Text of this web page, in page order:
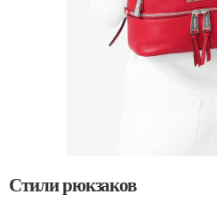
Стили рюкзаков